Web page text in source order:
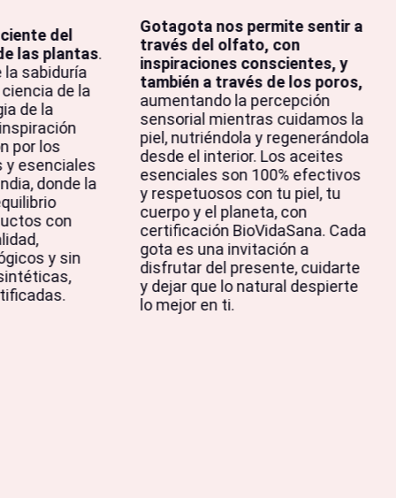
del
las plantas.
la sabiduría
de la
de la
por los
y esenciales
donde la
con
y sin
Gotagota nos permite sentir a
través del olfato, con
inspiraciones conscientes, y
también a través de los poros,
aumentando la percepción
sensorial mientras cuidamos la
piel, nutriéndola y regenerándola
desde el interior. Los aceites
esenciales son 100% efectivos
y respetuosos con tu piel, tu
cuerpo y el planeta, con
certificación BioVidaSana. Cada
gota es una invitación a
disfrutar del presente, cuidarte
y dejar que lo natural despierte
lo mejor en ti.